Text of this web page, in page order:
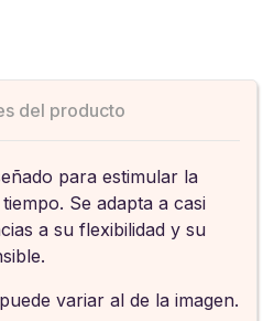
del producto
para estimular la
Se adapta a casi
a su flexibilidad y su
variar al de la imagen.